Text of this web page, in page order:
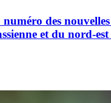
des
et du nord-